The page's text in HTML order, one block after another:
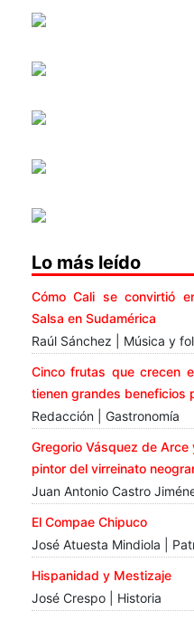
Lo más leído
Cómo Cali se convirtió
Salsa en Sudamérica
Raúl Sánchez | Música y
Cinco frutas que crecen
tienen grandes beneficios
Redacción | Gastronomía
Gregorio Vásquez de Arce
pintor del virreinato
Juan Antonio Castro
El Compae Chipuco
José Atuesta Mindiola |
Hispanidad y Mestizaje
José Crespo | Historia